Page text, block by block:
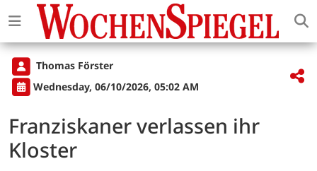
Thomas Förster
Wednesday, 06/10/2026, 05:02 AM
Franziskaner verlassen ihr
Kloster